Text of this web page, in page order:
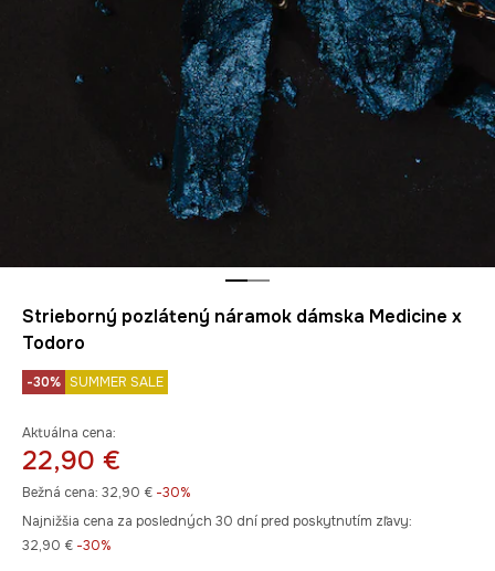
Strieborný pozlátený náramok dámska Medicine x
Todoro
-30% SUMMER SALE
Aktuálna cena:
22,90 €
Bežná cena: 32,90 € -30%
Najnižšia cena za posledných 30 dní pred poskytnutím zľavy:
32,90 € -30%